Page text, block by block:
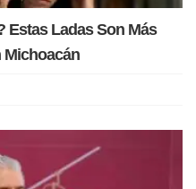
Estas Ladas Son Más
Michoacán